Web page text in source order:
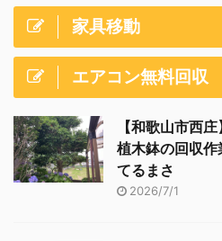
家具移動
エアコン無料回収
【和歌山市西
植木鉢の回収
てるまさ
2026/7/1